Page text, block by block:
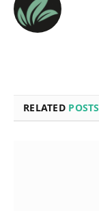
RELATED POSTS